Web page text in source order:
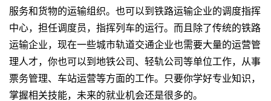
服务和货物的运输组织。也可以到铁路运输企业的调度指挥
中心，担任调度员，指挥列车的运行。而且除了传统的铁路
运输企业，现在一些城市轨道交通企业也需要大量的运营管
理人才，你也可以到地铁公司、轻轨公司等单位工作，从事
票务管理、车站运营等方面的工作。只要你学好专业知识，
掌握相关技能，未来的就业机会还是很多的。